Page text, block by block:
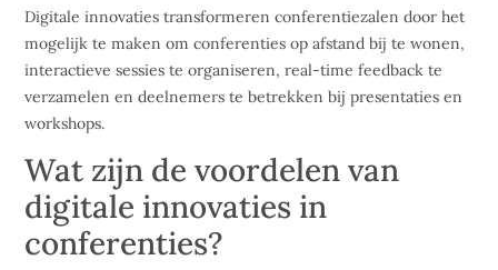
Digitale innovaties transformeren conferentiezalen door het
mogelijk te maken om conferenties op afstand bij te wonen,
interactieve sessies te organiseren, real-time feedback te
verzamelen en deelnemers te betrekken bij presentaties en
workshops.
Wat zijn de voordelen van
digitale innovaties in
conferenties?